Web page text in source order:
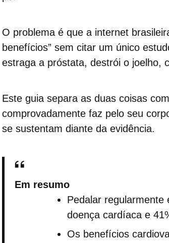
O problema é que a internet
benefícios” sem citar um único
estraga a próstata, destrói o joelho,
Este guia separa as duas coisas
comprovadamente faz pelo seu
se sustentam diante da evidência.
Em resumo
Pedalar regularmente
doença cardíaca e
Os benefícios